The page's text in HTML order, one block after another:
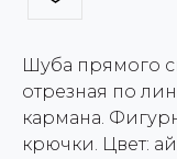
Шуба прямого
отрезная по
кармана.
крючки. Цвет: